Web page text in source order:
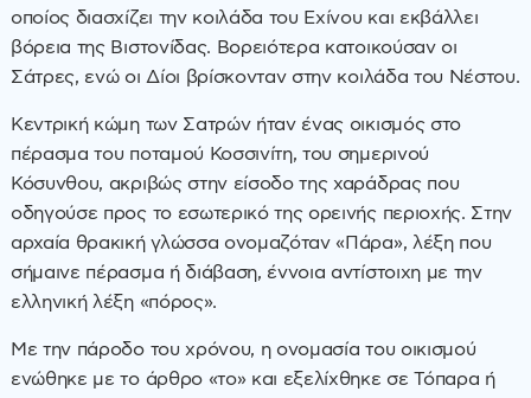
οποίος διασχίζει την κοιλάδα του Εχίνου και εκβάλλει
βόρεια της Βιστονίδας. Βορειότερα κατοικούσαν οι
Σάτρες, ενώ οι Δίοι βρίσκονταν στην κοιλάδα του Νέστου.
Κεντρική κώμη των Σατρών ήταν ένας οικισμός στο
πέρασμα του ποταμού Κοσσινίτη, του σημερινού
Κόσυνθου, ακριβώς στην είσοδο της χαράδρας που
οδηγούσε προς το εσωτερικό της ορεινής περιοχής. Στην
αρχαία θρακική γλώσσα ονομαζόταν «Πάρα», λέξη που
σήμαινε πέρασμα ή διάβαση, έννοια αντίστοιχη με την
ελληνική λέξη «πόρος».
Με την πάροδο του χρόνου, η ονομασία του οικισμού
ενώθηκε με το άρθρο «το» και εξελίχθηκε σε Τόπαρα ή